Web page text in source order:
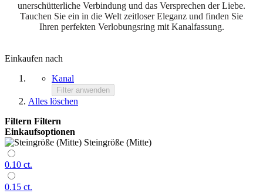
unerschütterliche Verbindung und das Versprechen der Liebe.
Tauchen Sie ein in die Welt zeitloser Eleganz und finden Sie
Ihren perfekten Verlobungsring mit Kanalfassung.
Einkaufen nach
Kanal
Filter anwenden
Alles löschen
Filtern Filtern
Einkaufsoptionen
Steingröße (Mitte)
0.10 ct.
0.15 ct.